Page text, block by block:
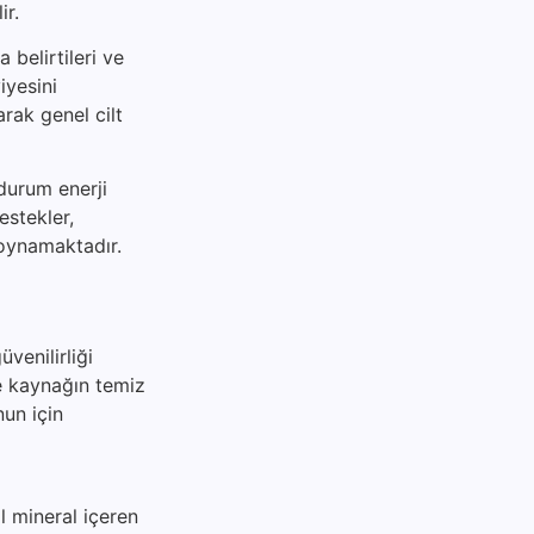
belirtileri ve
genel cilt
enerji
temiz
için
mineral içeren